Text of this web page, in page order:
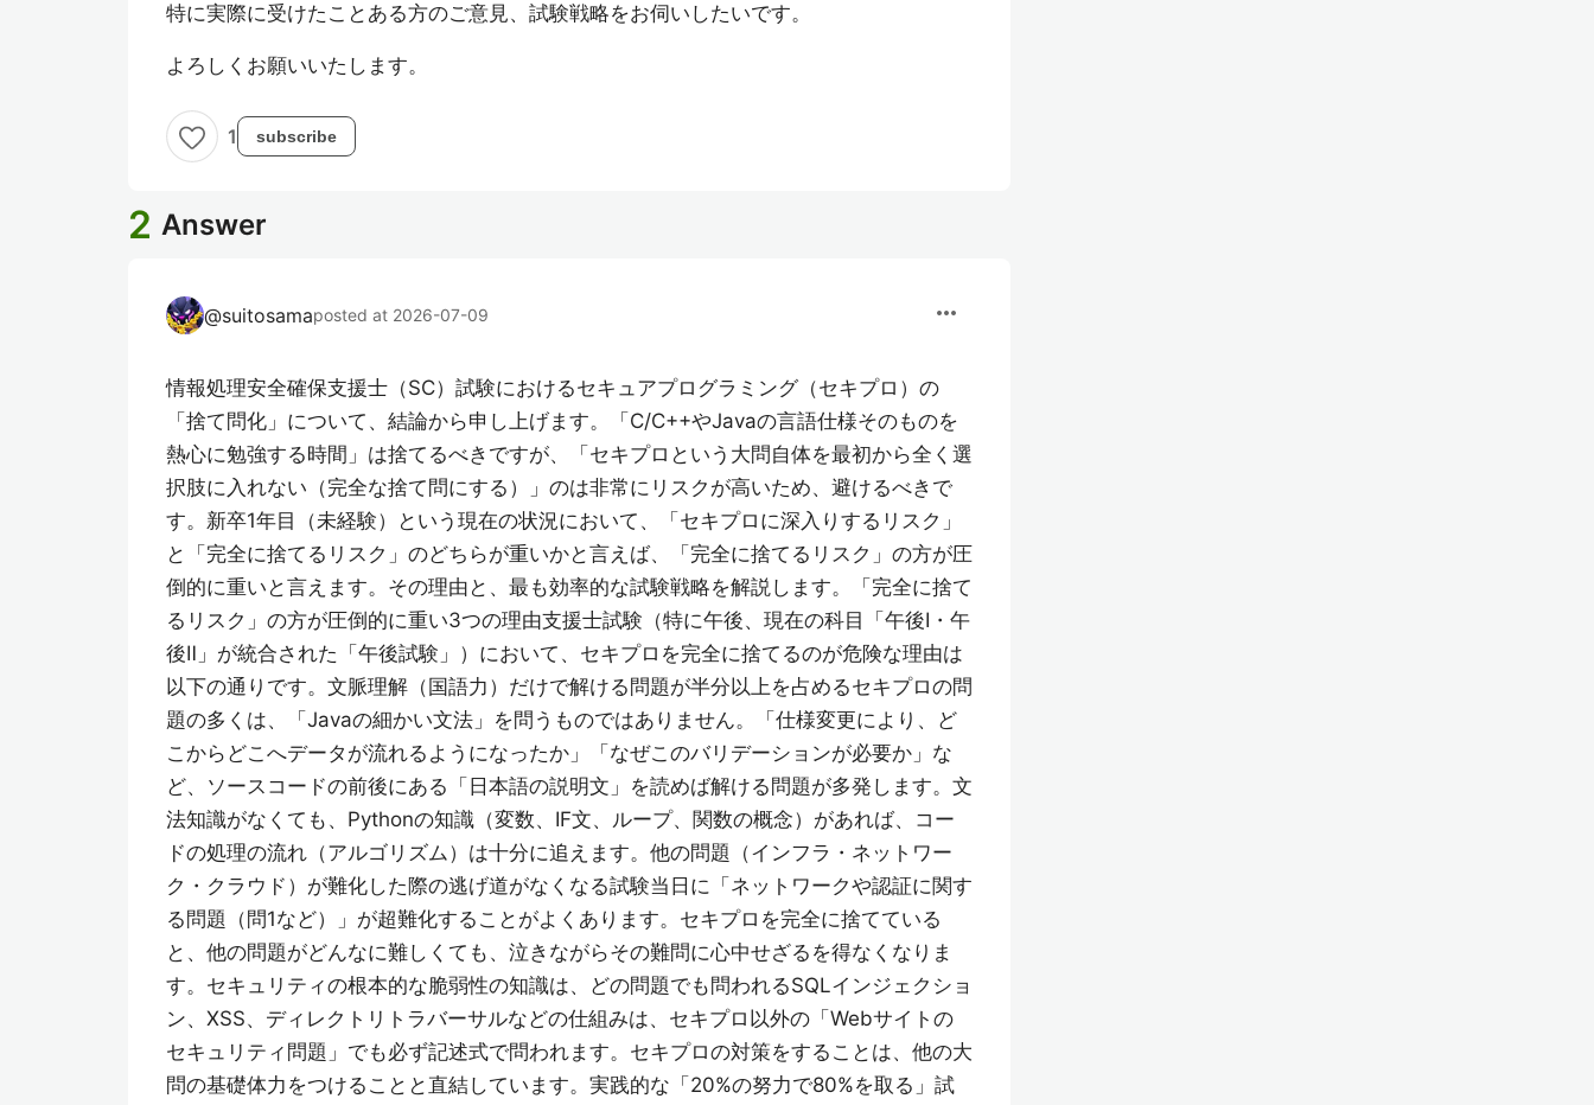
特に実際に受けたことある方のご意見、試験戦略をお伺いしたいです。
よろしくお願いいたします。
1 subscribe
2 Answer
@suitosamaposted at 2026-07-09 more_horiz
情報処理安全確保支援士（SC）試験におけるセキュアプログラミング（セキプロ）の
「捨て問化」について、結論から申し上げます。「C/C++やJavaの言語仕様そのものを
熱心に勉強する時間」は捨てるべきですが、「セキプロという大問自体を最初から全く選
択肢に入れない（完全な捨て問にする）」のは非常にリスクが高いため、避けるべきで
す。新卒1年目（未経験）という現在の状況において、「セキプロに深入りするリスク」
と「完全に捨てるリスク」のどちらが重いかと言えば、「完全に捨てるリスク」の方が圧
倒的に重いと言えます。その理由と、最も効率的な試験戦略を解説します。「完全に捨て
るリスク」の方が圧倒的に重い3つの理由支援士試験（特に午後、現在の科目「午後Ⅰ・午
後Ⅱ」が統合された「午後試験」）において、セキプロを完全に捨てるのが危険な理由は
以下の通りです。文脈理解（国語力）だけで解ける問題が半分以上を占めるセキプロの問
題の多くは、「Javaの細かい文法」を問うものではありません。「仕様変更により、ど
こからどこへデータが流れるようになったか」「なぜこのバリデーションが必要か」な
ど、ソースコードの前後にある「日本語の説明文」を読めば解ける問題が多発します。文
法知識がなくても、Pythonの知識（変数、IF文、ループ、関数の概念）があれば、コー
ドの処理の流れ（アルゴリズム）は十分に追えます。他の問題（インフラ・ネットワー
ク・クラウド）が難化した際の逃げ道がなくなる試験当日に「ネットワークや認証に関す
る問題（問1など）」が超難化することがよくあります。セキプロを完全に捨てている
と、他の問題がどんなに難しくても、泣きながらその難問に心中せざるを得なくなりま
す。セキュリティの根本的な脆弱性の知識は、どの問題でも問われるSQLインジェクショ
ン、XSS、ディレクトリトラバーサルなどの仕組みは、セキプロ以外の「Webサイトの
セキュリティ問題」でも必ず記述式で問われます。セキプロの対策をすることは、他の大
問の基礎体力をつけることと直結しています。実践的な「20%の努力で80%を取る」試